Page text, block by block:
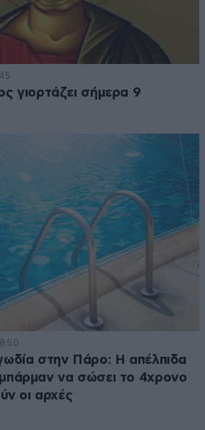
γιορτάζει σήμερα 9
στην Πάρο: Η απέλπιδα
να σώσει το 4χρονο
οι αρχές